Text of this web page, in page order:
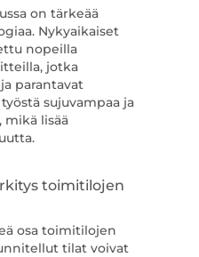
on tärkeää
Nykyaikaiset
nopeilla
jotka
parantavat
sujuvampaa ja
mikä lisää
toimitilojen
osa toimitilojen
tilat voivat